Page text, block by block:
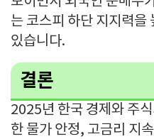
는 코스피 하단 지지력을
있습니다.
결론
2025년 한국 경제와 주
한 물가 안정, 고금리 지